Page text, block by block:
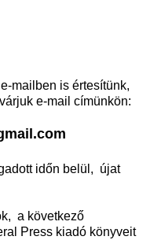
mailben is értesítünk,
e-mail címünkön:
időn belül, újat
a következő
Press kiadó könyveit